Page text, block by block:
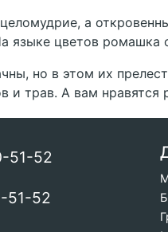
а
языке цветов ромашка
но в этом их
и трав. А вам
51-52
51-52